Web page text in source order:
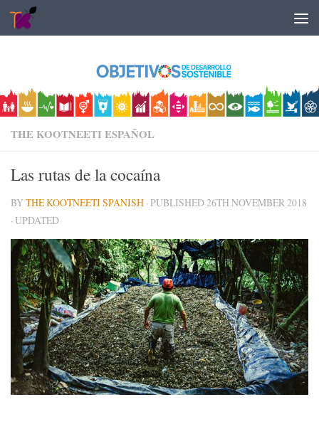
Skip to content
THE KOOTNEETI ESPAÑOL
Las rutas de la cocaína
BYTHE KOOTNEETI SPANISH · PUBLISHED26TH NOVEMBER 2018
· UPDATED